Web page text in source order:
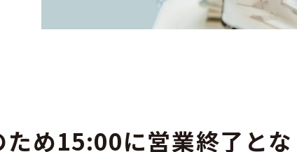
め15:00に営業終了とな